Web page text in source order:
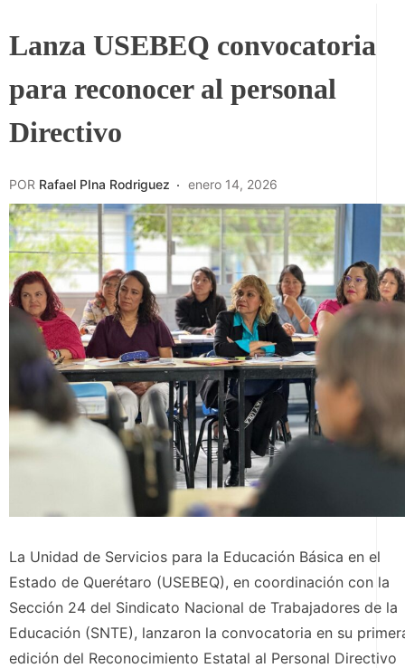
Lanza USEBEQ convocatoria
para reconocer al personal
Directivo
POR Rafael PIna Rodriguez enero 14, 2026
La Unidad de Servicios para la Educación Básica en el
Estado de Querétaro (USEBEQ), en coordinación con la
Sección 24 del Sindicato Nacional de Trabajadores de la
Educación (SNTE), lanzaron la convocatoria en su
edición del Reconocimiento Estatal al Personal Directivo